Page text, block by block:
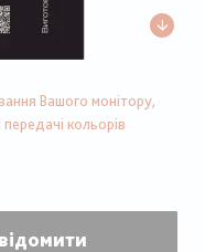
Вашого монітору,
кольорів